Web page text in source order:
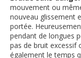
mouvement ou
nouveau glissement
portée.
pendant de longues
pas de bruit excessif
également le temps